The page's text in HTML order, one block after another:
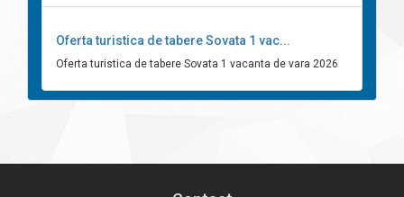
Oferta turistica de tabere Sovata 1 vac...
Oferta turistica de tabere Sovata 1 vacanta de vara 2026